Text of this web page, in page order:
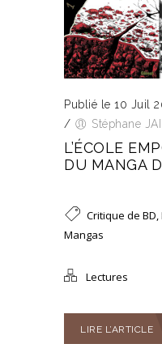
Publié le 10 Juil
/
Stéphane
L’ÉCOLE
DU MANGA
Critique de BD,
Mangas
Lectures
LIRE L’ARTICLE